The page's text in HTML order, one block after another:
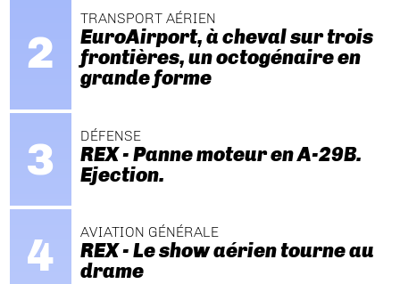
TRANSPORT AÉRIEN
EuroAirport, à cheval sur trois
frontières, un octogénaire en
grande forme
DÉFENSE
REX - Panne moteur en A-29B.
Ejection.
AVIATION GÉNÉRALE
REX - Le show aérien tourne au
drame